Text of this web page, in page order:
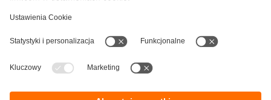
Ogólne Warunki
Lokalizacje (EN)
Cookies